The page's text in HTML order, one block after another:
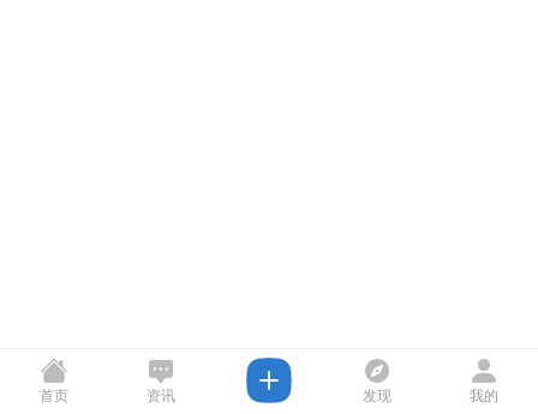
首页 资讯 发现 我的